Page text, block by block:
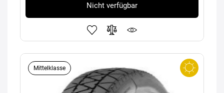
Nicht verfügbar
Mittelklasse